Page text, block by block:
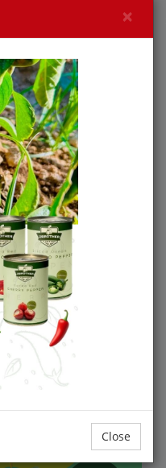
Power of
Health
and Fun
×
Close